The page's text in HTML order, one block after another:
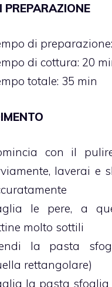
PREPARAZIONE
di
di cottura: 20
totale: 35 min
con il
laverai e
le pere, a
molto sottili
la pasta
rettangolare)
la pasta sfoglia